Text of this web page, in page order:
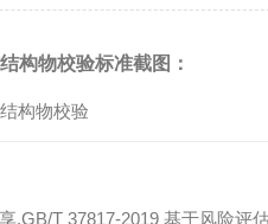
构物校验标准截图：
,GB/T 37817-2019 基于风险评